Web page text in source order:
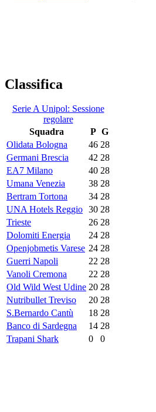
Classifica
Serie A Unipol: Sessione
regolare
Squadra
P G
Olidata Bologna
46 28
Germani Brescia
42 28
EA7 Milano
40 28
Umana Venezia
38 28
Bertram Tortona
34 28
UNA Hotels Reggio 30 28
Trieste
26 28
Dolomiti Energia
24 28
Openjobmetis Varese 24 28
Guerri Napoli
22 28
Vanoli Cremona
22 28
Old Wild West Udine 20 28
Nutribullet Treviso
20 28
S.Bernardo Cantù
18 28
Banco di Sardegna
14 28
Trapani Shark
0 0